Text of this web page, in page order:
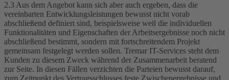
2.3 Aus dem Angebot kann sich aber auch ergeben, dass die
vereinbarten Entwicklungsleistungen bewusst nicht vorab
abschließend definiert sind, beispielsweise weil die individuellen
Funktionalitäten und Eigenschaften der Arbeitsergebnisse noch nicht
abschließend bestimmt, sondern mit fortschreitendem Projekt
gemeinsam festgelegt werden sollen. Tremar IT-Services steht dem
Kunden zu diesem Zweck während der Zusammenarbeit beratend
zur Seite. In diesen Fällen verzichten die Parteien bewusst darauf,